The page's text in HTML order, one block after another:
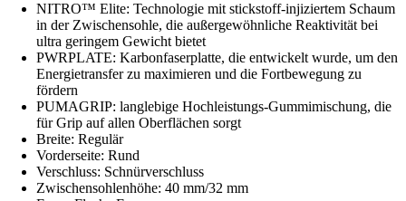
NITRO™ Elite: Technologie mit stickstoff-injiziertem Schaum
in der Zwischensohle, die außergewöhnliche Reaktivität bei
ultra geringem Gewicht bietet
PWRPLATE: Karbonfaserplatte, die entwickelt wurde, um den
Energietransfer zu maximieren und die Fortbewegung zu
fördern
PUMAGRIP: langlebige Hochleistungs-Gummimischung, die
für Grip auf allen Oberflächen sorgt
Breite: Regulär
Vorderseite: Rund
Verschluss: Schnürverschluss
Zwischensohlenhöhe: 40 mm/32 mm